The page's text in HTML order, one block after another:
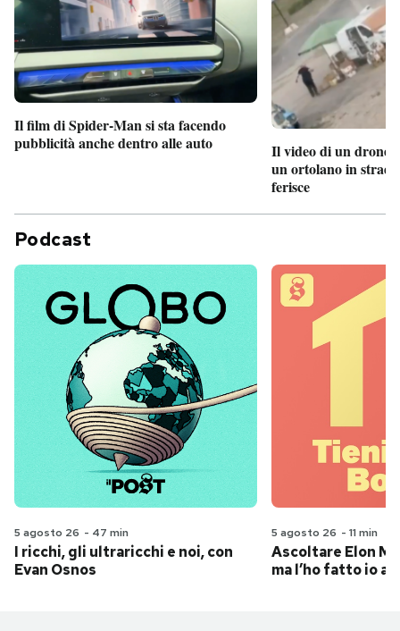
Il film di Spider-Man si sta facendo
pubblicità anche dentro alle auto
Il video di un drone
un ortolano in
ferisce
Podcast
5 agosto 26 - 47 min
I ricchi, gli ultraricchi e noi, con
Evan Osnos
5 agosto 26 - 11 min
Ascoltare Elon
ma l’ho fatto io